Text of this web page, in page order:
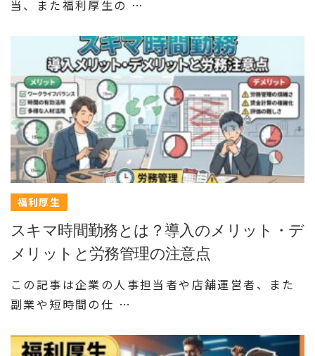
当、また福利厚生の …
福利厚生
スキマ時間勤務とは？導入のメリット・デ
メリットと労務管理の注意点
この記事は企業の人事担当者や店舗運営者、また
副業や短時間の仕 …